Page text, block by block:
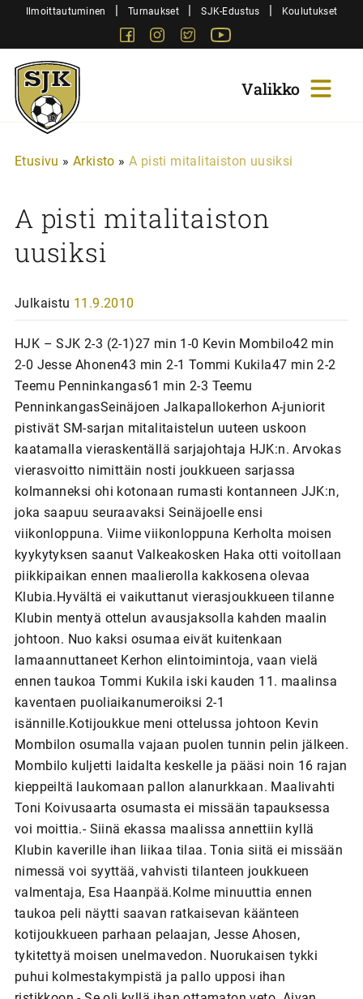
SiirryIlmoittautuminen | Turnaukset | SJK-Edustus | Koulutukset
FacebookInstagram
Twitter
Sjk-
Juniorit
Etusivu » Arkisto » A pisti mitalitaiston uusiksi
A pisti mitalitaiston
uusiksi
Julkaistu 11.9.2010
HJK – SJK 2-3 (2-1)27 min 1-0 Kevin Mombilo42 min
2-0 Jesse Ahonen43 min 2-1 Tommi Kukila47 min 2-2
Teemu Penninkangas61 min 2-3 Teemu
PenninkangasSeinäjoen Jalkapallokerhon A-juniorit
pistivät SM-sarjan mitalitaistelun uuteen uskoon
kaatamalla vieraskentällä sarjajohtaja HJK:n. Arvokas
vierasvoitto nimittäin nosti joukkueen sarjassa
kolmanneksi ohi kotonaan rumasti kontanneen JJK:n,
joka saapuu seuraavaksi Seinäjoelle ensi
viikonloppuna. Viime viikonloppuna Kerholta moisen
kyykytyksen saanut Valkeakosken Haka otti voitollaan
piikkipaikan ennen maalierolla kakkosena olevaa
Klubia.Hyvältä ei vaikuttanut vierasjoukkueen tilanne
Klubin mentyä ottelun avausjaksolla kahden maalin
johtoon. Nuo kaksi osumaa eivät kuitenkaan
lamaannuttaneet Kerhon elintoimintoja, vaan vielä
ennen taukoa Tommi Kukila iski kauden 11. maalinsa
kaventaen puoliaikanumeroiksi 2-1
isännille.Kotijoukkue meni ottelussa johtoon Kevin
Mombilon osumalla vajaan puolen tunnin pelin jälkeen.
Mombilo kuljetti laidalta keskelle ja pääsi noin 16 rajan
kieppeiltä laukomaan pallon alanurkkaan. Maalivahti
Toni Koivusaarta osumasta ei missään tapauksessa
voi moittia.- Siinä ekassa maalissa annettiin kyllä
Klubin kaverille ihan liikaa tilaa. Tonia siitä ei missään
nimessä voi syyttää, vahvisti tilanteen joukkueen
valmentaja, Esa Haanpää.Kolme minuuttia ennen
taukoa peli näytti saavan ratkaisevan käänteen
kotijoukkueen parhaan pelaajan, Jesse Ahosen,
tykitettyä moisen unelmavedon. Nuorukaisen tykki
puhui kolmestakympistä ja pallo upposi ihan